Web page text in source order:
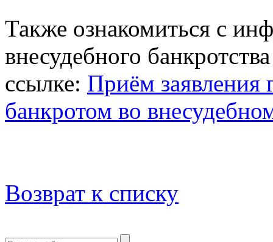
Также ознакомиться с
внесудебного
ссылке: Приём заявления
банкротом во
Возврат к списку